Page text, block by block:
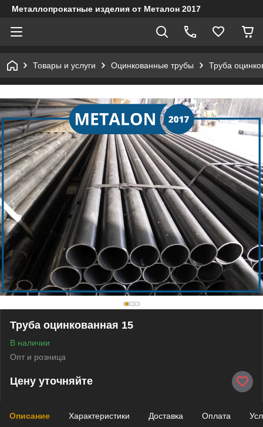
Металлопрокатные изделия от Металон 2017
Товары и услуги Оцинкованные трубы Труба
Труба оцинкованная 15
В наличии
Опт и розница
Цену уточняйте
Описание Характеристики Доставка Оплата